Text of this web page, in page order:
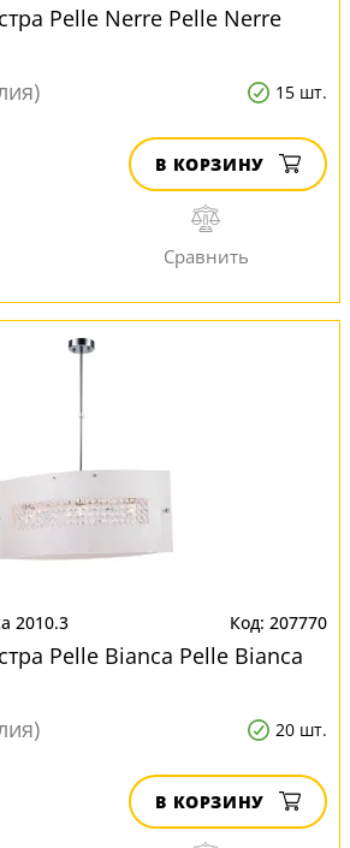
Pelle Nerre Pelle Nerre
15 шт.
В КОРЗИНУ
2010.3 207770
Pelle Bianca Pelle Bianca
20 шт.
В КОРЗИНУ